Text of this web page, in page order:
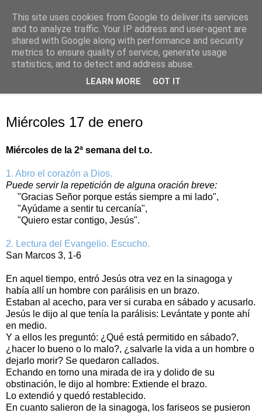
Oración personal
con el Evangelio de cada día
Miércoles 17 de enero
Miércoles de la 2ª semana del t.o.
1. Abro el corazón a Dios.
Puede servir la repetición de alguna oración breve:
"Gracias Señor porque estás siempre a mi lado",
"Ayúdame a sentir tu cercanía",
"Quiero estar contigo, Jesús".
2. Lectura del Evangelio. Escucho.
San Marcos 3, 1-6
En aquel tiempo, entró Jesús otra vez en la sinagoga y
había allí un hombre con parálisis en un brazo.
Estaban al acecho, para ver si curaba en sábado y acusarlo.
Jesús le dijo al que tenía la parálisis: Levántate y ponte ahí
en medio.
Y a ellos les preguntó: ¿Qué está permitido en sábado?,
¿hacer lo bueno o lo malo?, ¿salvarle la vida a un hombre o
dejarlo morir? Se quedaron callados.
Echando en torno una mirada de ira y dolido de su
obstinación, le dijo al hombre: Extiende el brazo.
Lo extendió y quedó restablecido.
En cuanto salieron de la sinagoga, los fariseos se pusieron
This site uses cookies from Google to deliver its services
and to analyze traffic. Your IP address and user-agent are
shared with Google along with performance and security
metrics to ensure quality of service, generate usage
statistics, and to detect and address abuse.
LEARN MORE GOT IT